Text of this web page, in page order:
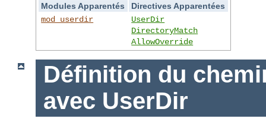
Modules Apparentés
Directives Apparentées
mod_userdir
UserDir
DirectoryMatch
AllowOverride
Définition du
avec UserDir